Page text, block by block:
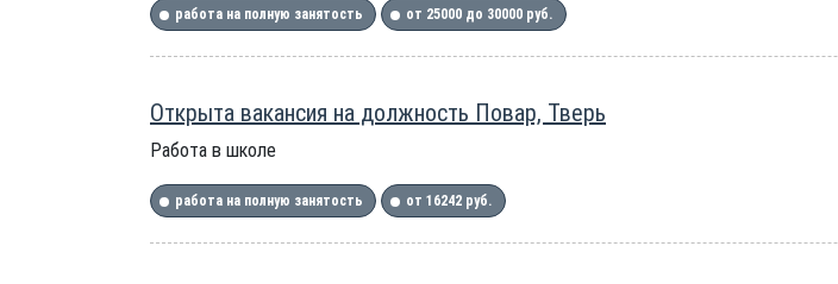
работа на полную занятость от 25000 до 30000 руб.
Открыта вакансия на должность Повар, Тверь
Работа в школе
работа на полную занятость от 16242 руб.